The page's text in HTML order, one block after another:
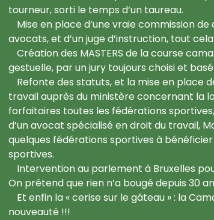
tourneur, sorti le temps d’un taureau.
Mise en place d’une vraie commission
avocats, et d’un juge d’instruction, tout
Création des MASTERS de la course
gestuelle, par un jury toujours choisi et
Refonte des statuts, et la mise en place
travail auprès du ministère concernant la
forfaitaires toutes les fédérations
d’un avocat spécialisé en droit du travail,
quelques fédérations sportives à
sportives.
Intervention au parlement à Bruxelles
On prétend que rien n’a bougé depuis 30
Et enfin la « cerise sur le gâteau » : la
nouveauté !!!